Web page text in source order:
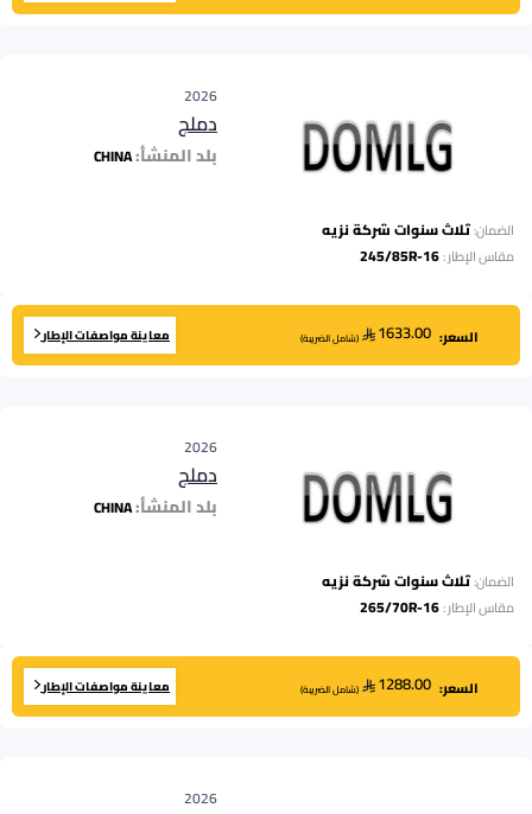
2026
دملج
بلد المنشأ:CHINA
الضمان:ثلاث سنوات شركة نزيه
مقاس الإطار:
245/85R-16
السعر: 1633.00
(شامل الضريبة) معاينة مواصفات الإطار
2026
دملج
بلد المنشأ:CHINA
الضمان:ثلاث سنوات شركة نزيه
مقاس الإطار:
265/70R-16
السعر: 1288.00
(شامل الضريبة) معاينة مواصفات الإطار
2026